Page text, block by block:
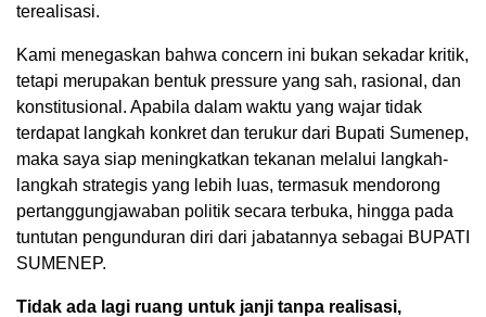
terealisasi.
Kami menegaskan bahwa concern ini bukan sekadar kritik,
tetapi merupakan bentuk pressure yang sah, rasional, dan
konstitusional. Apabila dalam waktu yang wajar tidak
terdapat langkah konkret dan terukur dari Bupati Sumenep,
maka saya siap meningkatkan tekanan melalui langkah-
langkah strategis yang lebih luas, termasuk mendorong
pertanggungjawaban politik secara terbuka, hingga pada
tuntutan pengunduran diri dari jabatannya sebagai BUPATI
SUMENEP.
Tidak ada lagi ruang untuk janji tanpa realisasi,